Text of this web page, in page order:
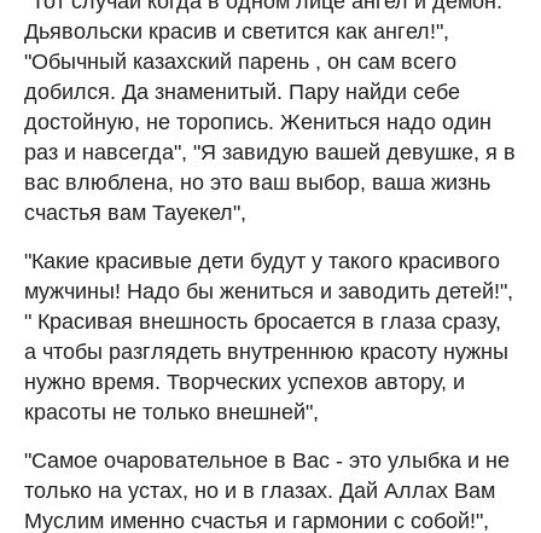
Дьявольски красив и светится как ангел!",
"Обычный казахский парень , он сам всего
добился. Да знаменитый. Пару найди себе
достойную, не торопись. Жениться надо один
раз и навсегда", "Я завидую вашей девушке, я в
вас влюблена, но это ваш выбор, ваша жизнь
счастья вам Тауекел",
"Какие красивые дети будут у такого красивого
мужчины! Надо бы жениться и заводить детей!",
" Красивая внешность бросается в глаза сразу,
а чтобы разглядеть внутреннюю красоту нужны
нужно время. Творческих успехов автору, и
красоты не только внешней",
"Самое очаровательное в Вас - это улыбка и не
только на устах, но и в глазах. Дай Аллах Вам
Муслим именно счастья и гармонии с собой!",